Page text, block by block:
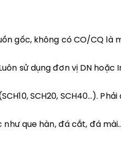
gốc, không có CO/CQ là
sử dụng đơn vị DN hoặc
SCH20, SCH40…).
que hàn, đá cắt, đá